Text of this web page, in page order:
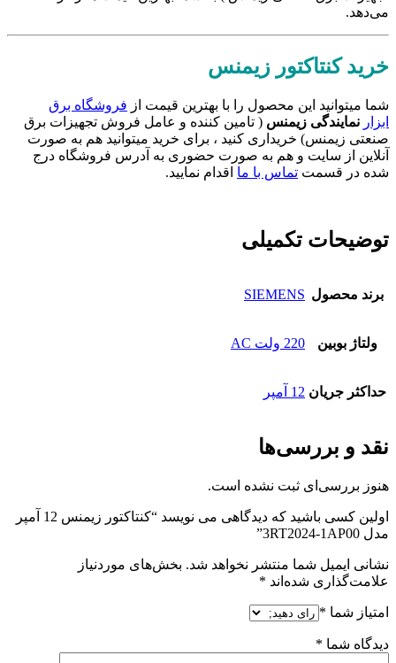
می‌دهد.
خرید کنتاکتور زیمنس
شما میتوانید این محصول را با بهترین قیمت از فروشگاه برق
ابزار نمایندگی زیمنس ( تامین کننده و عامل فروش تجهیزات برق
صنعتی زیمنس) خریداری کنید ، برای خرید میتوانید هم به صورت
آنلاین از سایت و هم به صورت حضوری به آدرس فروشگاه درج
شده در قسمت تماس با ما اقدام نمایید.
توضیحات تکمیلی
برند محصول SIEMENS
ولتاژ بوبین 220 ولت AC
حداکثر جریان 12 آمپر
نقد و بررسی‌ها
هنوز بررسی‌ای ثبت نشده است.
اولین کسی باشید که دیدگاهی می نویسد “کنتاکتور زیمنس 12 آمپر
مدل 3RT2024-1AP00”
نشانی ایمیل شما منتشر نخواهد شد. بخش‌های موردنیاز
علامت‌گذاری شده‌اند *
امتیاز شما *
دیدگاه شما *